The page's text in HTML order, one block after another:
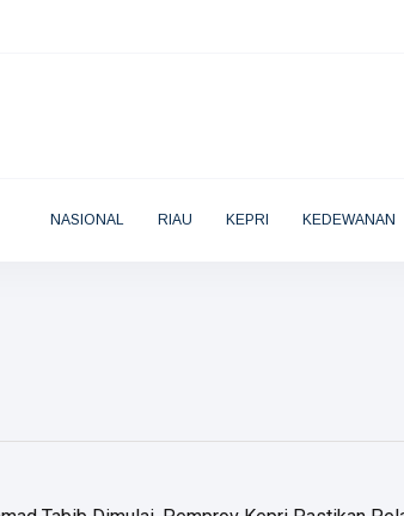
NASIONAL RIAU KEPRI KEDEWANAN